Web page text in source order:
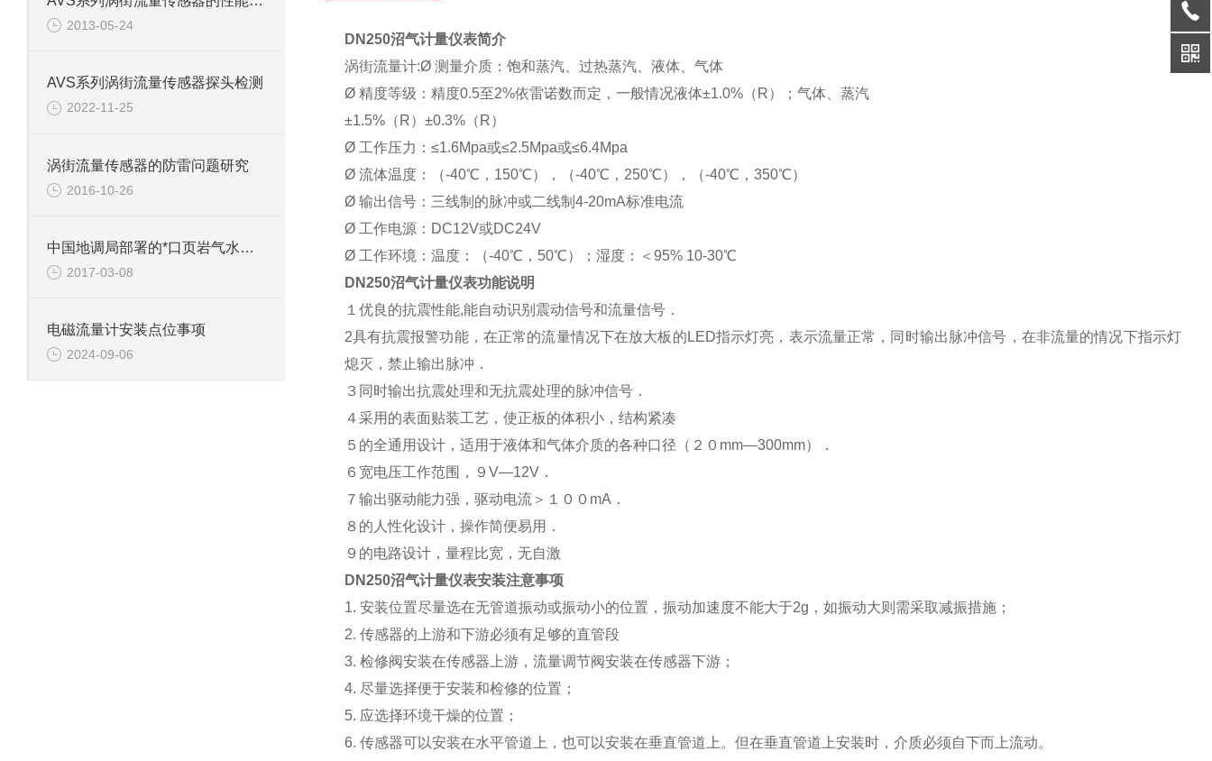
2013-05-24
AVS系列涡街流量传感器探头检测
2022-11-25
涡街流量传感器的防雷问题研究
2016-10-26
中国地调局部署的*口页岩气水平井完钻
2017-03-08
电磁流量计安装点位事项
2024-09-06
DN250沼气计量仪表简介
涡街流量计:Ø 测量介质：饱和蒸汽、过热蒸汽、液体、气体
Ø 精度等级：精度0.5至2%依雷诺数而定，一般情况液体±1.0%（R）；气体、蒸汽
±1.5%（R）±0.3%（R）
Ø 工作压力：≤1.6Mpa或≤2.5Mpa或≤6.4Mpa
Ø 流体温度：（-40℃，150℃），（-40℃，250℃），（-40℃，350℃）
Ø 输出信号：三线制的脉冲或二线制4-20mA标准电流
Ø 工作电源：DC12V或DC24V
Ø 工作环境：温度：（-40℃，50℃）；湿度：＜95% 10-30℃
DN250沼气计量仪表功能说明
１优良的抗震性能,能自动识别震动信号和流量信号．
2具有抗震报警功能，在正常的流量情况下在放大板的LED指示灯亮，表示流量正常，同时输出脉冲信号，在非流量的情况下指示灯
熄灭，禁止输出脉冲．
３同时输出抗震处理和无抗震处理的脉冲信号．
４采用的表面贴装工艺，使正板的体积小，结构紧凑
５的全通用设计，适用于液体和气体介质的各种口径（２０ mm—300mm）．
６宽电压工作范围，９ V—12V．
７输出驱动能力强，驱动电流＞１００ mA．
８的人性化设计，操作简便易用．
９的电路设计，量程比宽，无自激
DN250沼气计量仪表安装注意事项
1. 安装位置尽量选在无管道振动或振动小的位置，振动加速度不能大于2g，如振动大则需采取减振措施；
2. 传感器的上游和下游必须有足够的直管段
3. 检修阀安装在传感器上游，流量调节阀安装在传感器下游；
4. 尽量选择便于安装和检修的位置；
5. 应选择环境干燥的位置；
6. 传感器可以安装在水平管道上，也可以安装在垂直管道上。但在垂直管道上安装时，介质必须自下而上流动。